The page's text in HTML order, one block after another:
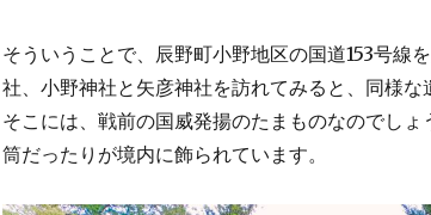
そういうことで、辰野町小野地区の国道153号線
社、小野神社と矢彦神社を訪れてみると、同様な
そこには、戦前の国威発揚のたまものなのでし
筒だったりが境内に飾られています。